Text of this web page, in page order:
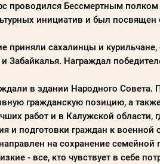
проводился Бессмертным
инициатив и был
приняли сахалинцы и
Забайкалья. Награждал
в здании Народного Совета.
гражданскую позицию, а
работ и в Калужской области,
и подготовки граждан к военной
на сохранение
- все, кто чувствует в себе